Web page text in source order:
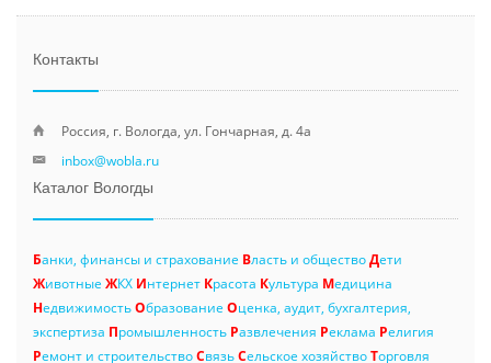
Контакты
Россия, г. Вологда, ул. Гончарная, д. 4а
inbox@wobla.ru
Каталог Вологды
Банки, финансы и страхование Власть и обществоДети
Животные ЖКХ Интернет Красота Культура Медицина
НедвижимостьОбразование Оценка, аудит, бухгалтерия,
экспертиза Промышленность Развлечения Реклама Религия
Ремонт и строительствоСвязьСельское хозяйствоТорговля